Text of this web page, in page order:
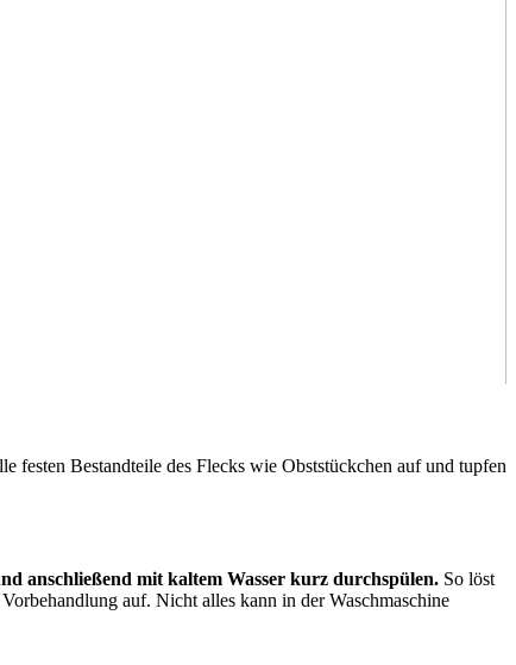
festen Bestandteile des Flecks wie Obststückchen auf und tupfen
anschließend mit kaltem Wasser kurz durchspülen. So löst
auf. Nicht alles kann in der Waschmaschine